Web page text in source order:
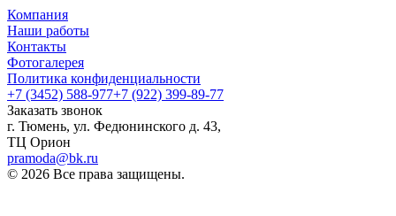
Компания
Наши работы
Контакты
Фотогалерея
Политика конфиденциальности
+7 (3452) 588-977+7 (922) 399-89-77
Заказать звонок
г. Тюмень, ул. Федюнинского д. 43,
ТЦ Орион
pramoda@bk.ru
© 2026 Все права защищены.